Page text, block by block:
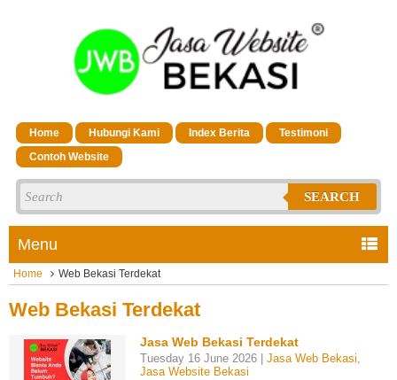
Home Hubungi Kami Index Berita
Testimoni
Contoh Website
SEARCH
Menu
Home Web Bekasi Terdekat
Web Bekasi Terdekat
Jasa Web Bekasi Terdekat
Tuesday 16 June 2026 | Jasa Web Bekasi,
Jasa Website Bekasi